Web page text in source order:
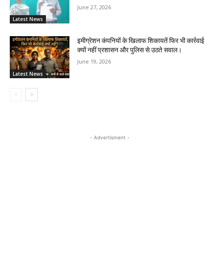
Latest News
June 27, 2026
Latest News
इमीग्रेशन कंपनियों के खिलाफ शिकायतें फिर भी कार्रवाई
क्यों नहीं प्रशासन और पुलिस से उठते सवाल।
June 19, 2026
- Advertisment -